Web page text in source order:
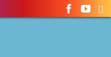
Suchen
nach: